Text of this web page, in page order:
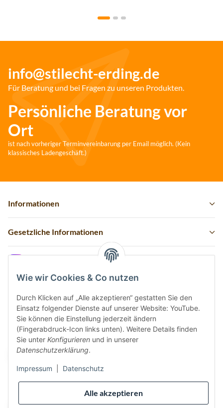
Alle akzeptieren
Wie wir Cookies & Co nutzen
Durch Klicken auf „Alle akzeptieren“ gestatten Sie den
Einsatz folgender Dienste auf unserer Website: YouTube.
Sie können die Einstellung jederzeit ändern
(Fingerabdruck-Icon links unten). Weitere Details finden
Sie unter Konfigurieren und in unserer
Datenschutzerklärung.
Impressum Datenschutz
info@stilecht-erding.de
Für Beratung und bei Fragen zu unseren Produkten.
Persönliche Beratung vor
Ort
ist nach vorheriger Terminvereinbarung per Email möglich. (Kein
klassisches Ladengeschäft.)
Informationen
Gesetzliche Informationen
Vertrag widerrufen
Sicher bezahlen via:
Wir versenden via: